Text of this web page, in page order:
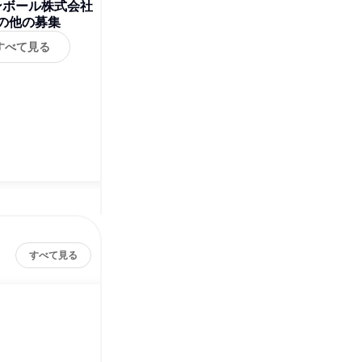
ール株式会社
他の募集
べて見る
すべて見る